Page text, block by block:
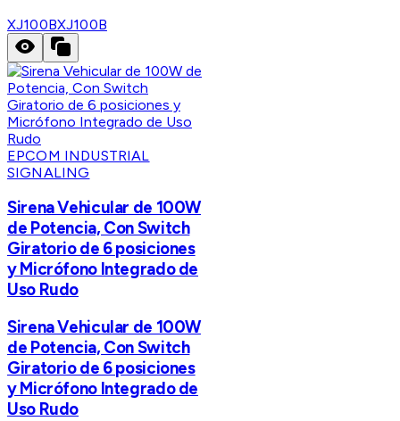
XJ100BXJ100B
EPCOM INDUSTRIAL
SIGNALING
Sirena Vehicular de 100W
de Potencia, Con Switch
Giratorio de 6 posiciones
y Micrófono Integrado de
Uso Rudo
Sirena Vehicular de 100W
de Potencia, Con Switch
Giratorio de 6 posiciones
y Micrófono Integrado de
Uso Rudo